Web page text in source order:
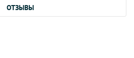
ОТЗЫВЫ